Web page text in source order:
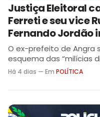
Justiça Eleitoral
Ferreti e seu vice
Fernando Jordão
O ex-prefeito de Angra
esquema das “milícias
Há 4 dias — Em POLÍTICA